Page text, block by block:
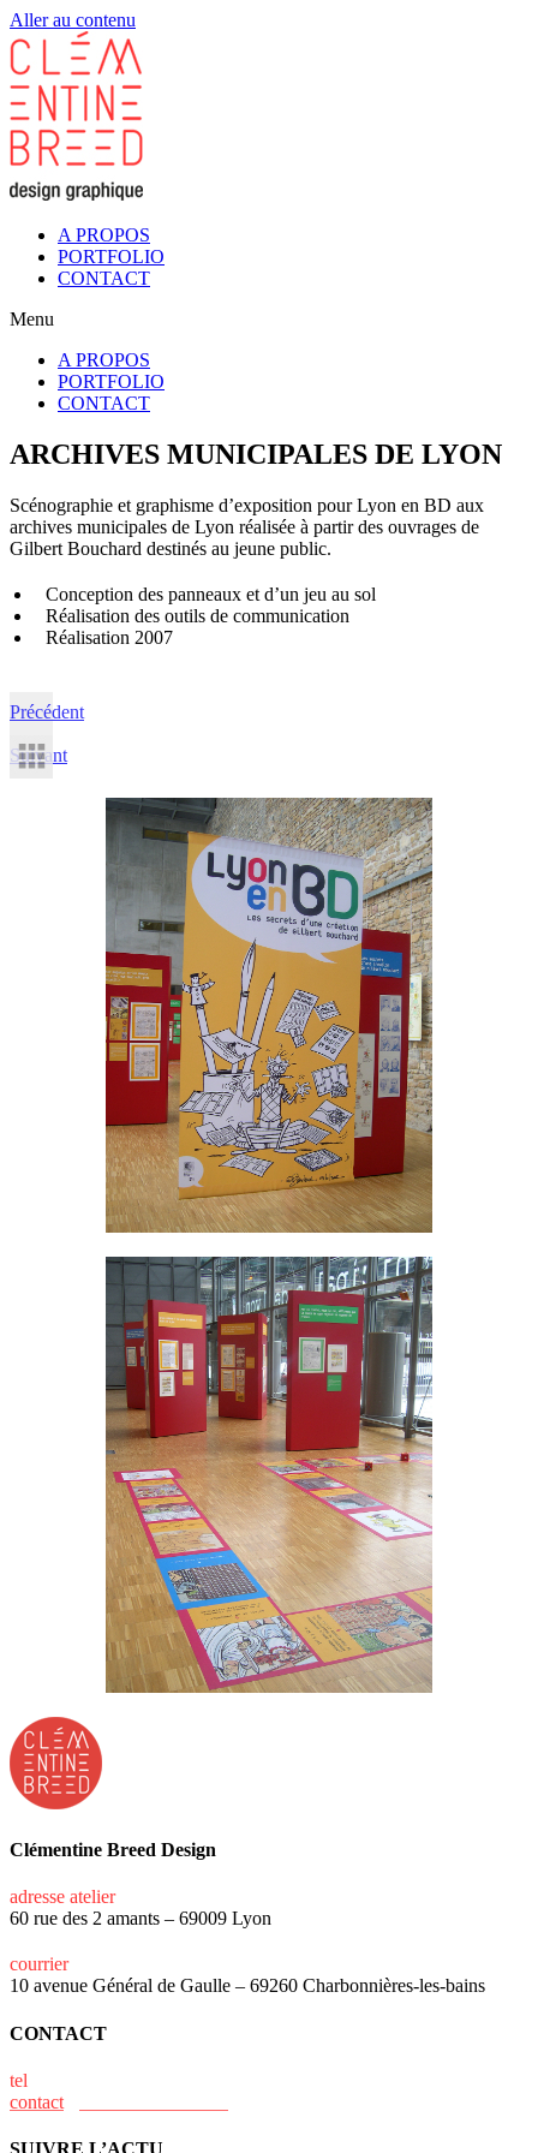
Aller au contenu
A PROPOS
PORTFOLIO
CONTACT
Menu
A PROPOS
PORTFOLIO
CONTACT
ARCHIVES MUNICIPALES DE LYON
Scénographie et graphisme d’exposition pour Lyon en BD aux
archives municipales de Lyon réalisée à partir des ouvrages de
Gilbert Bouchard destinés au jeune public.
Conception des panneaux et d’un jeu au sol
Réalisation des outils de communication
Réalisation 2007
Précédent
Suivant
Clémentine Breed Design
adresse atelier
60 rue des 2 amants – 69009 Lyon
courrier
10 avenue Général de Gaulle – 69260 Charbonnières-les-bains
CONTACT
tel
contact